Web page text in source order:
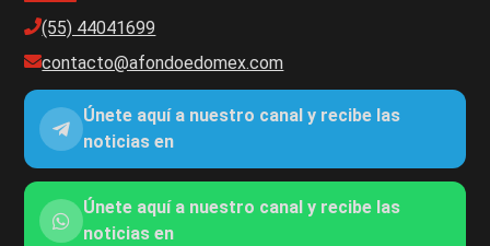
(55) 44041699
contacto@afondoedomex.com
Únete aquí a nuestro canal y recibe las
noticias en
Únete aquí a nuestro canal y recibe las
noticias en